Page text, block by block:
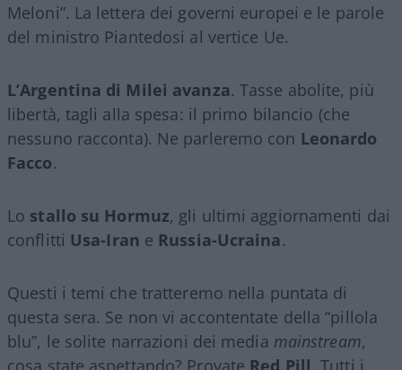
Meloni”. La lettera dei governi europei e le parole
del ministro Piantedosi al vertice Ue.
L’Argentina di Milei avanza. Tasse abolite, più
libertà, tagli alla spesa: il primo bilancio (che
nessuno racconta). Ne parleremo con Leonardo
Facco.
Lo stallo su Hormuz, gli ultimi aggiornamenti dai
conflitti Usa-Iran e Russia-Ucraina.
Questi i temi che tratteremo nella puntata di
questa sera. Se non vi accontentate della “pillola
blu”, le solite narrazioni dei media mainstream,
cosa state aspettando? Provate Red Pill. Tutti i